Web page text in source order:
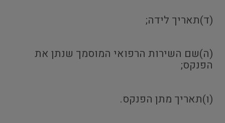
(ד)תאריך לידה;
(ה)שם השירות הרפואי המוסמך שנתן את
הפנקס;
(ו)תאריך מתן הפנקס.